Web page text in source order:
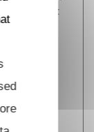
du CO est
peut
RcoM-2 à
domaine
de fixation
attendre
CO est
l’agent